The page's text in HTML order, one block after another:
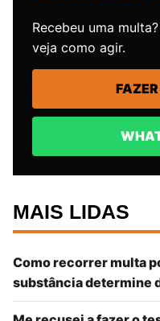
Recebeu uma
veja como agir.
MAIS LIDAS
Como recorrer multa
substância determine